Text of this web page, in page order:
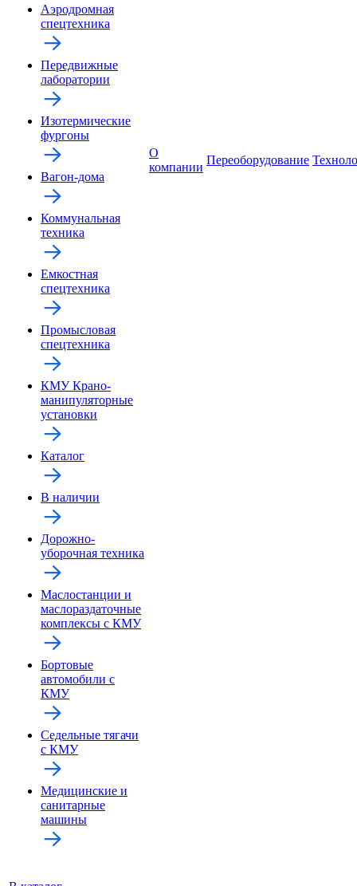
Аэродромная
спецтехника
Передвижные
лаборатории
Изотермические
фургоны
Вагон-дома
Коммунальная
техника
Емкостная
спецтехника
Промысловая
спецтехника
КМУ Крано-
манипуляторные
установки
Каталог
В наличии
Дорожно-
уборочная техника
Маслостанции и
маслораздаточные
комплексы с КМУ
Бортовые
автомобили с
КМУ
Седельные тягачи
с КМУ
Медицинские и
санитарные
машины
О
компании
Переоборудование